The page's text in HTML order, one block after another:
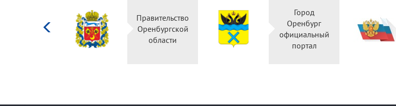
Правительство
Оренбургской
области
Город
Оренбург
официальный
портал